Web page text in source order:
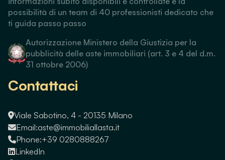
possibilità di un team di 40 professionisti dedicato che
ti guida passo passo
Autorizzazione Ministero della Giustizia per la
pubblicità delle aste immobiliari (art. 3 e 4 del d.m.
31 ottobre 2006)
Contattaci
Viale Sabotino, 4 - 20135 Milano
Email:aste@immobiliallasta.it
Phone:+39 0280888267
LinkedIn